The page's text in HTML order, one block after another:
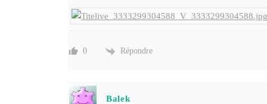
0 Répondre
Balek